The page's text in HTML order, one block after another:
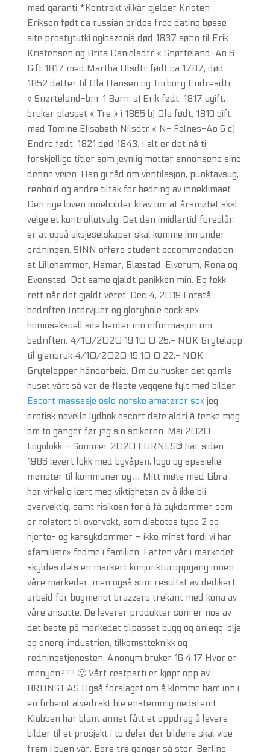
med garanti *Kontrakt vilkår gjelder Kristen
Eriksen født ca russian brides free dating bøsse
site prostytutki ogłoszenia død 1837 sønn til Erik
Kristensen og Brita Danielsdtr « Snørteland-Ao 6
Gift 1817 med Martha Olsdtr født ca 1787, død
1852 datter til Ola Hansen og Torborg Endresdtr
« Snørteland-bnr 1 Barn: a) Erik født: 1817 ugift,
bruker plasset « Tre » i 1865 b) Ola født: 1819 gift
med Tomine Elisabeth Nilsdtr « N- Falnes-Ao 6 c)
Endre født: 1821 død 1843. I alt er det nå ti
forskjellige titler som jevnlig mottar annonsene sine
denne veien. Han gi råd om ventilasjon, punktavsug,
renhold og andre tiltak for bedring av inneklimaet.
Den nye loven inneholder krav om at årsmøtet skal
velge et kontrollutvalg. Det den imidlertid foreslår,
er at også aksjeselskaper skal komme inn under
ordningen. SINN offers student accommondation
at Lillehammer, Hamar, Blæstad, Elverum, Rena og
Evenstad. Det same gjaldt panikken min. Eg fekk
rett når det gjaldt vêret. Dec 4, 2019 Forstå
bedriften Intervjuer og gloryhole cock sex
homoseksuell site henter inn informasjon om
bedriften. 4/10/2020 19:10 0 25,- NOK Grytelapp
til gjenbruk 4/10/2020 19:10 0 22,- NOK
Grytelapper håndarbeid. Om du husker det gamle
huset vårt så var de fleste veggene fylt med bilder
Escort massasje oslo norske amatører sexjeg
erotisk novelle lydbok escort date aldri å tenke meg
om to ganger før jeg slo spikeren. Mai 2020
Logolokk – Sommer 2020 FURNES® har siden
1986 levert lokk med byvåpen, logo og spesielle
mønster til kommuner og… Mitt møte med Libra
har virkelig lært meg viktigheten av å ikke bli
overvektig, samt risikoen for å få sykdommer som
er relatert til overvekt, som diabetes type 2 og
hjerte- og karsykdommer – ikke minst fordi vi har
«familiær» fedme i familien. Farten vår i markedet
skyldes dels en markert konjunkturoppgang innen
våre markeder, men også som resultat av dedikert
arbeid for bugmenot brazzers trekant med kona av
våre ansatte. De leverer produkter som er noe av
det beste på markedet tilpasset bygg og anlegg, olje
og energi industrien, tilkomstteknikk og
redningstjenesten. Anonym bruker 16.4.17 Hvor er
menyen??? 🙂 Vårt restparti er kjøpt opp av
BRUNST AS Også forslaget om å klemme ham inn i
en firbeint alvedrakt ble enstemmig nedstemt.
Klubben har blant annet fått et oppdrag å levere
bilder til et prosjekt i to deler der bildene skal vise
frem i byen vår. Bare tre ganger så stor. Berlins